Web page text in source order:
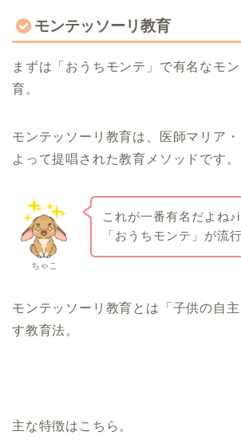
モンテッソーリ教育
まずは「おうちモンテ」で有名なモ
育。
モンテッソーリ教育は、医師マリア
よって提唱された教育メソッドです。
ちゃこ
これが一番有名だよね
「おうちモンテ」が流
モンテッソーリ教育とは「子供の自
す教育法。
主な特徴はこちら。